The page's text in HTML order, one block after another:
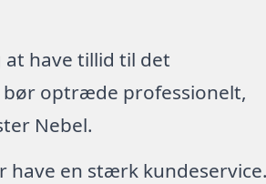
have tillid til det
optræde professionelt,
Nebel.
have en stærk